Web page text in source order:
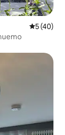
Средна
5 (40)